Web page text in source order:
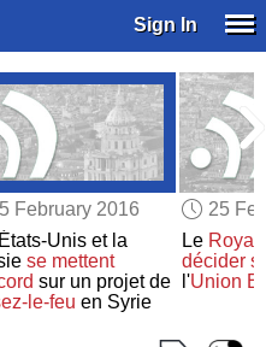
Sign In
February 2016
Unis et la
se mettent
sur un projet de
le-feu en Syrie
25
Le
décider
l'Union